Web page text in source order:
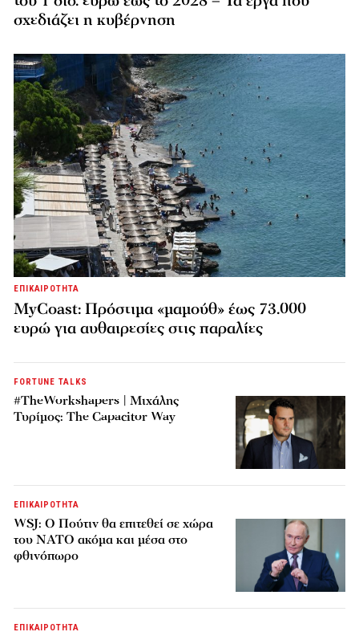
σχεδιάζει η κυβέρνηση
ΕΠΙΚΑΙΡΟΤΗΤΑ
MyCoast: Πρόστιμα «μαμούθ» έως 73.000
ευρώ για αυθαιρεσίες στις παραλίες
FORTUNE TALKS
#TheWorkshapers | Μιχάλης
Τυρίμος: The Capacitor Way
ΕΠΙΚΑΙΡΟΤΗΤΑ
WSJ: Ο Πούτιν θα επιτεθεί σε χώρα
του ΝΑΤΟ ακόμα και μέσα στο
φθινόπωρο
ΕΠΙΚΑΙΡΟΤΗΤΑ